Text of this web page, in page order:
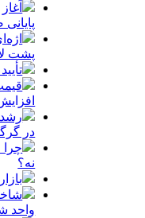
پشت
در
چرا
نه؟
واحد